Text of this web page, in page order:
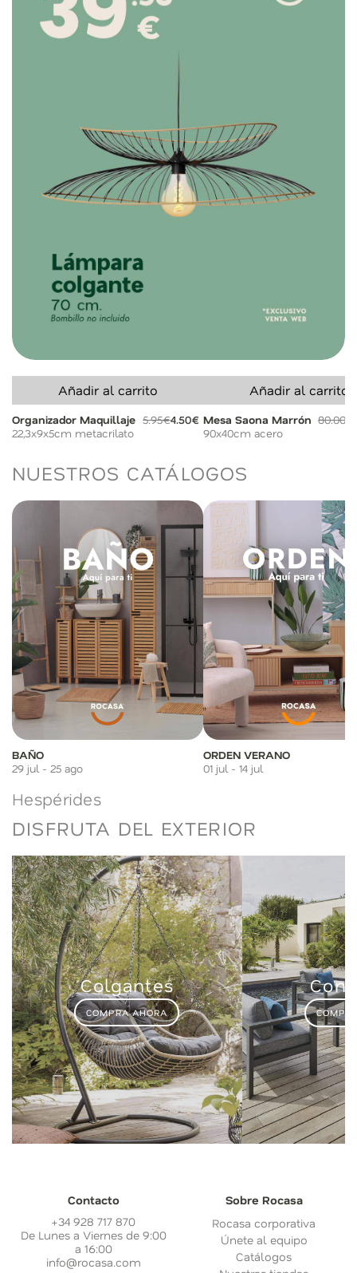
Añadir al carrito
Organizador Maquillaje 5.95€4.50€
22,3x9x5cm metacrilato
Añadir al carrito
Mesa Saona Marrón 80.00€
90x40cm acero
NUESTROS CATÁLOGOS
BAÑO
29 jul - 25 ago
ORDEN VERANO
01 jul - 14 jul
Hespérides
DISFRUTA DEL EXTERIOR
Colgantes
COMPRA AHORA
Contacto
+34 928 717 870
De Lunes a Viernes de 9:00
a 16:00
info@rocasa.com
Sobre Rocasa
Rocasa corporativa
Únete al equipo
Catálogos